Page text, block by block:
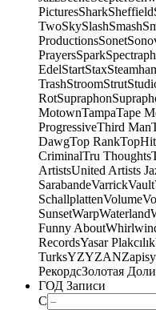
PicturesSharkSheffield
TwoSkySlashSmash
ProductionsSonet
PrayersSpark
EdelStartStax
TrashStroomStrut
RotSupraphon
MotownTampaTape
ProgressiveThird Man
DawgTop Rank
CriminalTru Thoughts
ArtistsUnited Artists
SarabandeVarrickVault
SchallplattenVolume
SunsetWarpWaterland
Funny About
RecordsYasar Plakcılık
TurksYZYZANZapisy
РекордсЗолотая
ГОД Записи
С